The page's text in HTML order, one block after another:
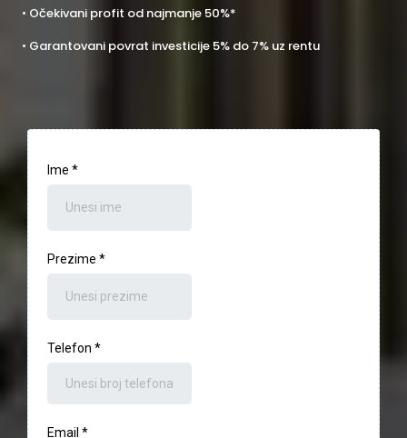
• Očekivani profit od najmanje 50%*
• Garantovani povrat investicije 5% do 7% uz rentu
Ime *
Prezime *
Telefon *
Email *